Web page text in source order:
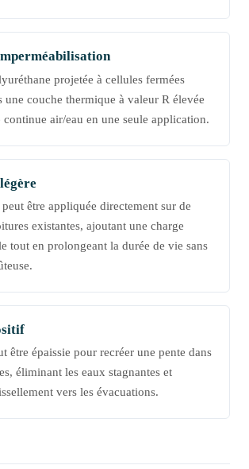
projetée à cellules fermées
une couche thermique à valeur R élevée
continue air/eau en une seule application.
être appliquée directement sur de
existantes, ajoutant une charge
tout en prolongeant la durée de vie sans
être épaissie pour recréer une pente dans
éliminant les eaux stagnantes et
vers les évacuations.